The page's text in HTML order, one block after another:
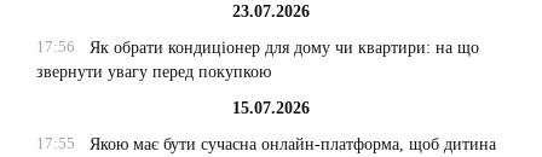
23.07.2026
17:56
Як обрати кондиціонер для дому чи квартири: на що
звернути увагу перед покупкою
15.07.2026
17:55
Якою має бути сучасна онлайн-платформа, щоб дитина